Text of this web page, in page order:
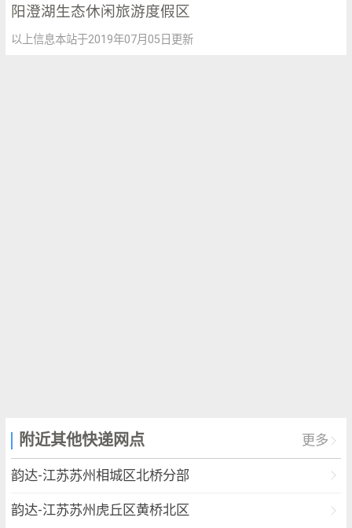
阳澄湖生态休闲旅游度假区
以上信息本站于2019年07月05日更新
附近其他快递网点 更多
韵达-江苏苏州相城区北桥分部
韵达-江苏苏州虎丘区黄桥北区